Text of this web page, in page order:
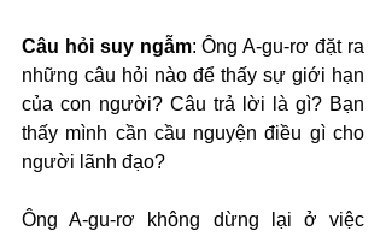
Câu hỏi suy ngẫm: Ông A-gu-rơ đặt ra
những câu hỏi nào để thấy sự giới hạn
của con người? Câu trả lời là gì? Bạn
thấy mình cần cầu nguyện điều gì cho
người lãnh đạo?
Ông A-gu-rơ không dừng lại ở việc